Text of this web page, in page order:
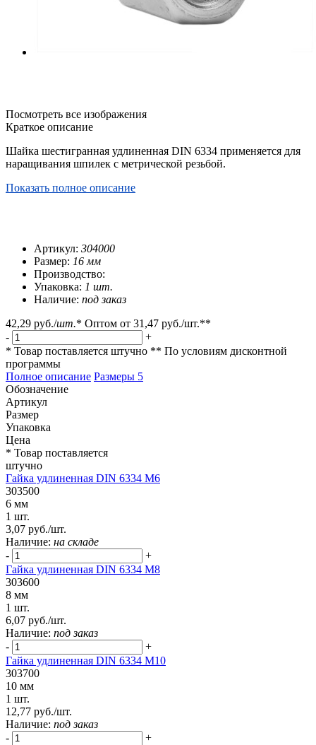
Посмотреть все изображения
Краткое описание
Шайка шестигранная удлиненная DIN 6334 применяется для
наращивания шпилек с метрической резьбой.
Показать полное описание
Артикул: 304000
Размер: 16 мм
Производство:
Упаковка: 1 шт.
Наличие: под заказ
42,29 руб./шт.* Оптом от 31,47 руб./шт.**
-
+
* Товар поставляется штучно ** По условиям дисконтной
программы
Полное описание Размеры 5
Обозначение
Артикул
Размер
Упаковка
Цена
* Товар поставляется
штучно
Гайка удлиненная DIN 6334 М6
303500
6 мм
1 шт.
3,07 руб./шт.
Наличие: на складе
-
+
Гайка удлиненная DIN 6334 М8
303600
8 мм
1 шт.
6,07 руб./шт.
Наличие: под заказ
-
+
Гайка удлиненная DIN 6334 М10
303700
10 мм
1 шт.
12,77 руб./шт.
Наличие: под заказ
-
+